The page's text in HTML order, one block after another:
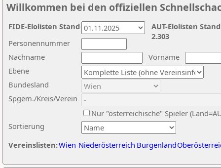
Willkommen bei den offiziellen
Nachname
Vorname
Ebene
Sortierung
Personennummer
Bundesland
Spgem./Kreis/Verein
Nur "österreichische" Spieler
Vereinslisten:Wien Niederösterreich Burgenland
AUT-Elolisten
2.303
FIDE-Elolisten Stand